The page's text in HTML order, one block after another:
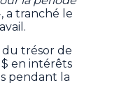
a tranché le
du trésor de
$ en intérêts
pendant la